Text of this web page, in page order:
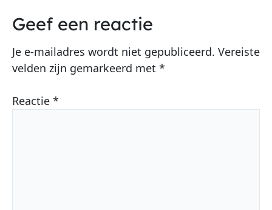
Geef een reactie
Je e-mailadres wordt niet gepubliceerd. Vereiste
velden zijn gemarkeerd met *
Reactie *